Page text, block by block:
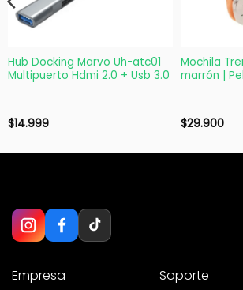
Hub Docking Marvo Uh-atc01
Multipuerto Hdmi 2.0 + Usb 3.0
$14.999
Mochila
marrón |
$29.900
Empresa
Soporte